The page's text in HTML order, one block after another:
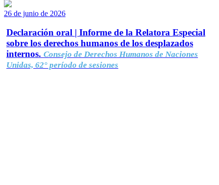
26 de junio de 2026
Declaración oral | Informe de la Relatora Especial
sobre los derechos humanos de los desplazados
internos. Consejo de Derechos Humanos de Naciones
Unidas, 62° período de sesiones